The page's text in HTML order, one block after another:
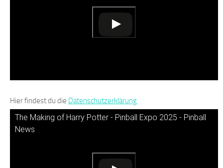
Hier findest du die Datenschutzerklärung.
The Making of Harry Potter - Pinball Expo 2025 - Pinball
News